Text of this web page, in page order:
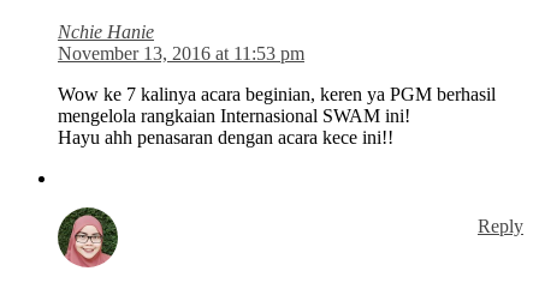
Nchie Hanie
November 13, 2016 at 11:53 pm
Wow ke 7 kalinya acara beginian, keren ya PGM berhasil
mengelola rangkaian Internasional SWAM ini!
Hayu ahh penasaran dengan acara kece ini!!
Reply